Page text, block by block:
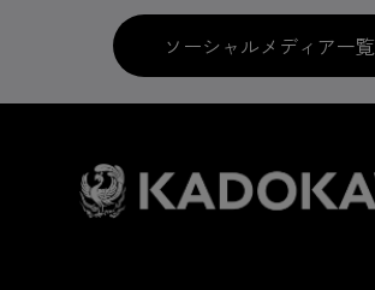
ソーシャルメディア一覧